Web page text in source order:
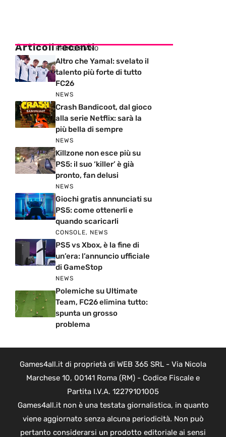
Articoli recenti
PRIMO PIANO
Altro che Yamal: svelato il
talento più forte di tutto
FC26
NEWS
Crash Bandicoot, dal gioco
alla serie Netflix: sarà la
più bella di sempre
NEWS
Killzone non esce più su
PS5: il suo ‘killer’ è già
pronto, fan delusi
NEWS
Giochi gratis annunciati su
PS5: come ottenerli e
quando scaricarli
CONSOLE, NEWS
PS5 vs Xbox, è la fine di
un’era: l’annuncio ufficiale
di GameStop
NEWS
Polemiche su Ultimate
Team, FC26 elimina tutto:
spunta un grosso
problema
Games4all.it di proprietà di WEB 365 SRL - Via Nicola
Marchese 10, 00141 Roma (RM) - Codice Fiscale e
Partita I.V.A. 12279101005
Games4all.it non è una testata giornalistica, in quanto
viene aggiornato senza alcuna periodicità. Non può
pertanto considerarsi un prodotto editoriale ai sensi